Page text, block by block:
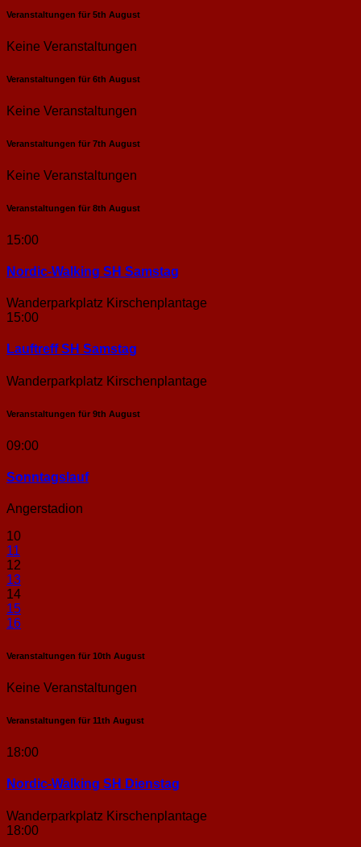
Veranstaltungen für 5th August
Keine Veranstaltungen
Veranstaltungen für 6th August
Keine Veranstaltungen
Veranstaltungen für 7th August
Keine Veranstaltungen
Veranstaltungen für 8th August
15:00
Nordic-Walking SH Samstag
Wanderparkplatz Kirschenplantage
15:00
Lauftreff SH Samstag
Wanderparkplatz Kirschenplantage
Veranstaltungen für 9th August
09:00
Sonntags­lauf
Angerstadion
10
11
12
13
14
15
16
Veranstaltungen für 10th August
Keine Veranstaltungen
Veranstaltungen für 11th August
18:00
Nordic-Walking SH Dienstag
Wanderparkplatz Kirschenplantage
18:00